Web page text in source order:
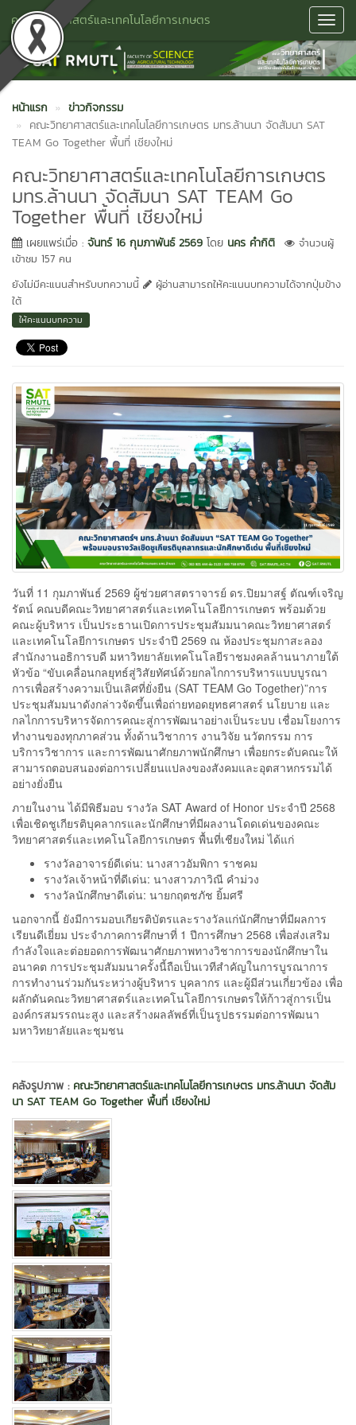
คณะวิทยาศาสตร์และเทคโนโลยีการเกษตร
หน้าแรก
ข่าวกิจกรรม
คณะวิทยาศาสตร์และเทคโนโลยีการเกษตร มทร.ล้านนา จัดสัมนา SAT
TEAM Go Together พื้นที่ เชียงใหม่
คณะวิทยาศาสตร์และเทคโนโลยีการเกษตร
มทร.ล้านนา จัดสัมนา SAT TEAM Go
Together พื้นที่ เชียงใหม่
เผยแพร่เมื่อ : จันทร์ 16 กุมภาพันธ์ 2569 โดย นคร คำกิติ
จำนวนผู้
เข้าชม 157 คน
ยังไม่มีคะแนนสำหรับบทความนี้
ผู้อ่านสามารถให้คะแนนบทความได้จากปุ่มข้าง
ใต้
ให้คะแนนบทความ
วันที่ 11 กุมภาพันธ์ 2569 ผู้ช่วยศาสตราจารย์ ดร.ปิยมาสฐ์ ตัณฑ์เจริญ
รัตน์ คณบดีคณะวิทยาศาสตร์และเทคโนโลยีการเกษตร พร้อมด้วย
คณะผู้บริหาร เป็นประธานเปิดการประชุมสัมมนาคณะวิทยาศาสตร์
และเทคโนโลยีการเกษตร ประจำปี 2569 ณ ห้องประชุมกาสะลอง
สำนักงานอธิการบดี มหาวิทยาลัยเทคโนโลยีราชมงคลล้านนาภายใต้
หัวข้อ “ขับเคลื่อนกลยุทธ์สู่วิสัยทัศน์ด้วยกลไกการบริหารแบบบูรณา
การเพื่อสร้างความเป็นเลิศที่ยั่งยืน (SAT TEAM Go Together)”การ
ประชุมสัมมนาดังกล่าวจัดขึ้นเพื่อถ่ายทอดยุทธศาสตร์ นโยบาย และ
กลไกการบริหารจัดการคณะสู่การพัฒนาอย่างเป็นระบบ เชื่อมโยงการ
ทำงานของทุกภาคส่วน ทั้งด้านวิชาการ งานวิจัย นวัตกรรม การ
บริการวิชาการ และการพัฒนาศักยภาพนักศึกษา เพื่อยกระดับคณะให้
สามารถตอบสนองต่อการเปลี่ยนแปลงของสังคมและอุตสาหกรรมได้
อย่างยั่งยืน
ภายในงาน ได้มีพิธีมอบ รางวัล SAT Award of Honor ประจำปี 2568
เพื่อเชิดชูเกียรติบุคลากรและนักศึกษาที่มีผลงานโดดเด่นของคณะ
วิทยาศาสตร์และเทคโนโลยีการเกษตร พื้นที่เชียงใหม่ ได้แก่
รางวัลอาจารย์ดีเด่น: นางสาวอัมพิกา ราชคม
รางวัลเจ้าหน้าที่ดีเด่น: นางสาวภาวิณี คำม่วง
รางวัลนักศึกษาดีเด่น: นายกฤตชภัช ยิ้มศรี
นอกจากนี้ ยังมีการมอบเกียรติบัตรและรางวัลแก่นักศึกษาที่มีผลการ
เรียนดีเยี่ยม ประจำภาคการศึกษาที่ 1 ปีการศึกษา 2568 เพื่อส่งเสริม
กำลังใจและต่อยอดการพัฒนาศักยภาพทางวิชาการของนักศึกษาใน
อนาคต การประชุมสัมมนาครั้งนี้ถือเป็นเวทีสำคัญในการบูรณาการ
การทำงานร่วมกันระหว่างผู้บริหาร บุคลากร และผู้มีส่วนเกี่ยวข้อง เพื่อ
ผลักดันคณะวิทยาศาสตร์และเทคโนโลยีการเกษตรให้ก้าวสู่การเป็น
องค์กรสมรรถนะสูง และสร้างผลลัพธ์ที่เป็นรูปธรรมต่อการพัฒนา
มหาวิทยาลัยและชุมชน
คลังรูปภาพ : คณะวิทยาศาสตร์และเทคโนโลยีการเกษตร มทร.ล้านนา จัดสัม
นา SAT TEAM Go Together พื้นที่ เชียงใหม่